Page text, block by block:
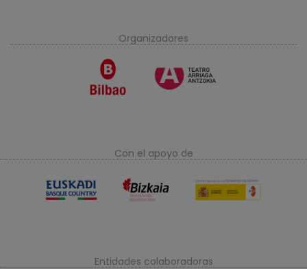
Organizadores
Con el apoyo de
Entidades colaboradoras